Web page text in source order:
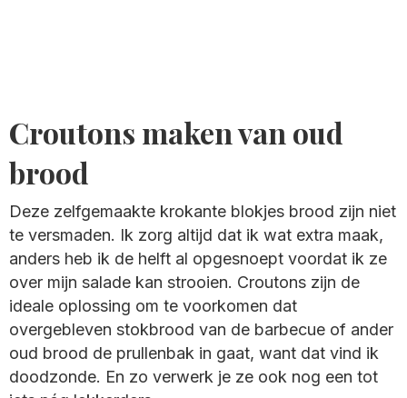
Croutons maken van oud
brood
Deze zelfgemaakte krokante blokjes brood zijn niet
te versmaden. Ik zorg altijd dat ik wat extra maak,
anders heb ik de helft al opgesnoept voordat ik ze
over mijn salade kan strooien. Croutons zijn de
ideale oplossing om te voorkomen dat
overgebleven stokbrood van de barbecue of ander
oud brood de prullenbak in gaat, want dat vind ik
doodzonde. En zo verwerk je ze ook nog een tot